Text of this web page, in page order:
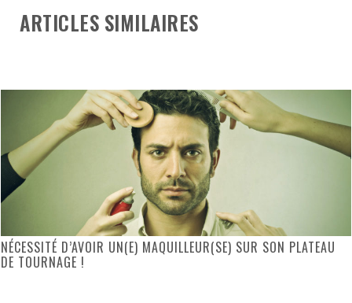
ARTICLES SIMILAIRES
NÉCESSITÉ D’AVOIR UN(E) MAQUILLEUR(SE) SUR SON PLATEAU
DE TOURNAGE !